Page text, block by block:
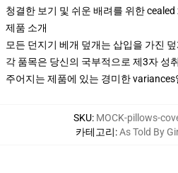
청결한 보기 및 쉬운 배려를 위한 cealed
제품 소개
모든 던지기 베개 덮개는 삽입을 가진
각 품목은 당신의 국부적으로 제3자 성
주어지는 제품에 있는 경미한
SKU: MOCK-pillows-
카테고리:As Told By